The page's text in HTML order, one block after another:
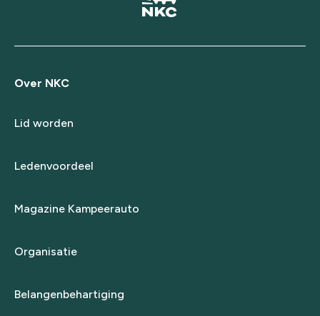
Over NKC
Lid worden
Ledenvoordeel
Magazine Kampeerauto
Organisatie
Belangenbehartiging